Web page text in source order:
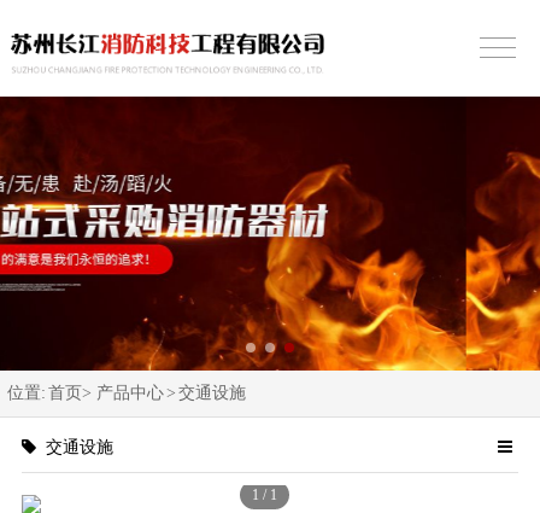
位置: 首页> 产品中心> 交通设施
交通设施
1 / 1